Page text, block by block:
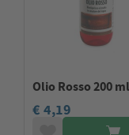
Olio Rosso 200 ml
€ 4,19